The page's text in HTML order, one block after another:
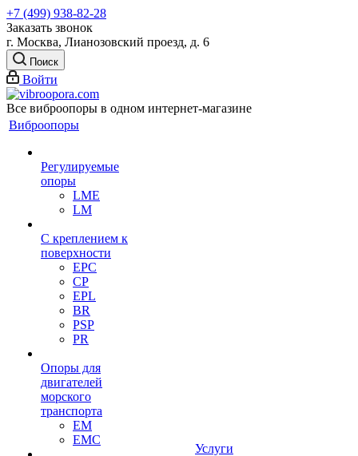
+7 (499) 938-82-28
Заказать звонок
г. Москва, Лианозовский проезд, д. 6
Поиск
Войти
Все виброопоры в одном интернет-магазине
Виброопоры
Регулируемые
опоры
LME
LM
С креплением к
поверхности
EPC
CP
EPL
BR
PSP
PR
Опоры для
двигателей
морского
транспорта
EM
EMC
Услуги